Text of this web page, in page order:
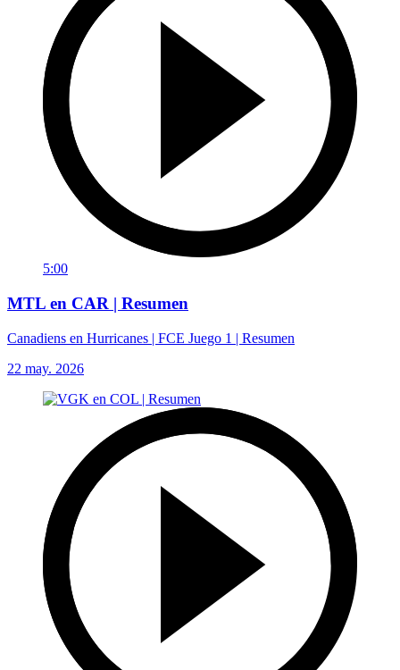
5:00
MTL en CAR | Resumen
Canadiens en Hurricanes | FCE Juego 1 | Resumen
22 may. 2026